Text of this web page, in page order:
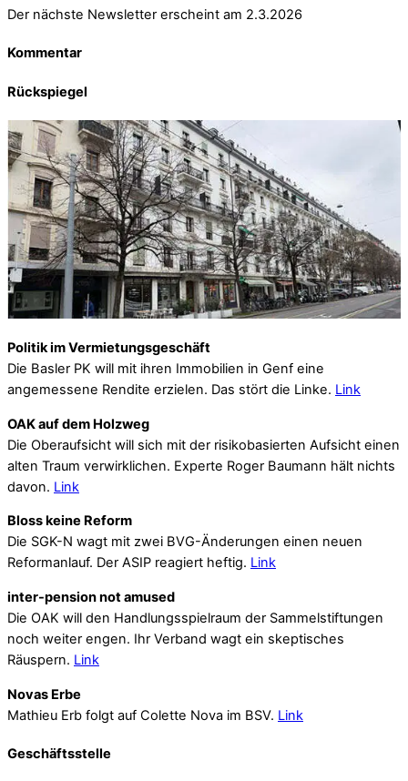
Der nächste Newsletter erscheint am 2.3.2026
Kommentar
Rückspiegel
Politik im Vermietungsgeschäft
Die Basler PK will mit ihren Immobilien in Genf eine
angemessene Rendite erzielen. Das stört die Linke. Link
OAK auf dem Holzweg
Die Oberaufsicht will sich mit der risikobasierten Aufsicht einen
alten Traum verwirklichen. Experte Roger Baumann hält nichts
davon. Link
Bloss keine Reform
Die SGK-N wagt mit zwei BVG-Änderungen einen neuen
Reformanlauf. Der ASIP reagiert heftig. Link
inter-pension not amused
Die OAK will den Handlungsspielraum der Sammelstiftungen
noch weiter engen. Ihr Verband wagt ein skeptisches
Räuspern. Link
Novas Erbe
Mathieu Erb folgt auf Colette Nova im BSV. Link
Geschäftsstelle